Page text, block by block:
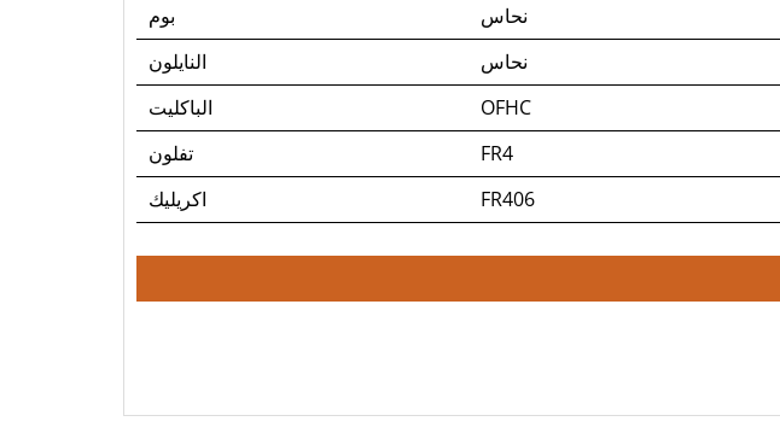
نحاس
بوم
نحاس
النايلون
OFHC
الباكليت
FR4
تفلون
FR406 اكريليك